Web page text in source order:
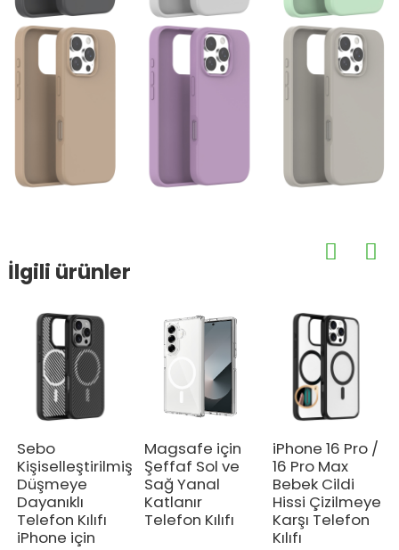
İlgili ürünler
Sebo
Kişiselleştirilmiş
Düşmeye
Dayanıklı
Telefon Kılıfı
iPhone için
Magsafe için
Şeffaf Sol ve
Sağ Yanal
Katlanır
Telefon Kılıfı
iPhone 16 Pro /
16 Pro Max
Bebek Cildi
Hissi Çizilmeye
Karşı Telefon
Kılıfı